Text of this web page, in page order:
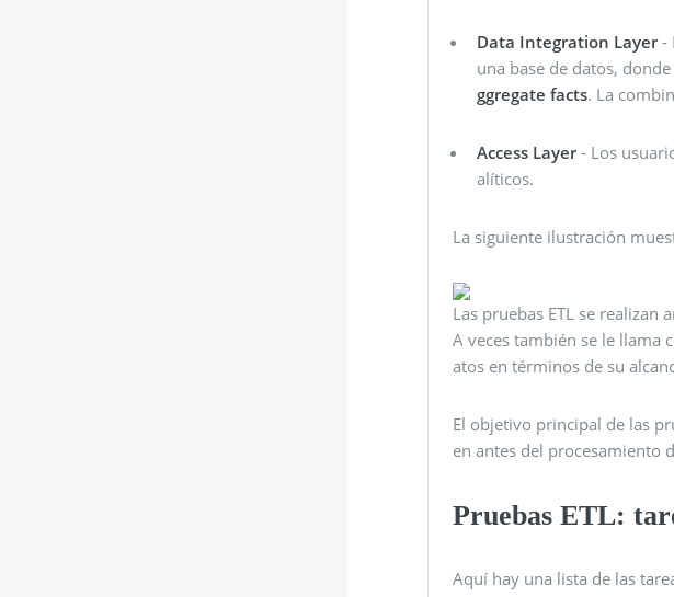
Data Integration Layer-
una base de datos,
ggregate facts. La
Access Layer- Los
alíticos.
La siguiente ilustración
Las pruebas ETL se
A veces también se le llama
atos en términos de su
El objetivo principal de las
en antes del procesamiento
Pruebas ETL:
Aquí hay una lista de las